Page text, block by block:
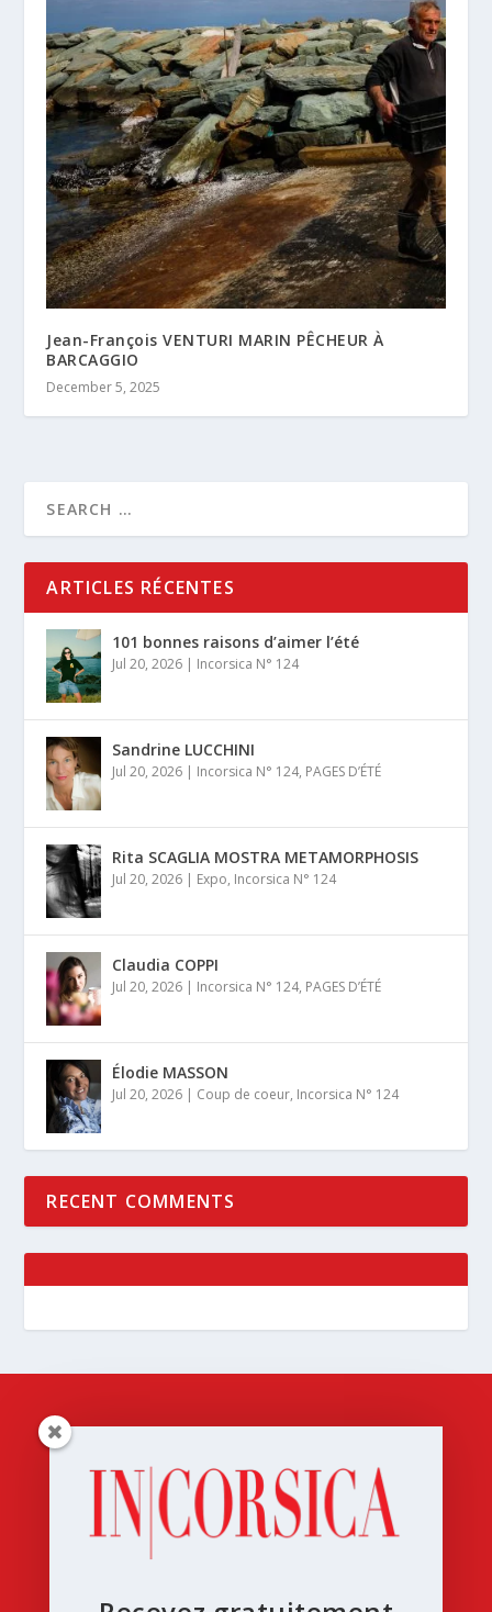
Jean-François VENTURI MARIN PÊCHEUR À
BARCAGGIO
December 5, 2025
ARTICLES RÉCENTES
101 bonnes raisons d’aimer l’été
Jul 20, 2026 | Incorsica N° 124
Sandrine LUCCHINI
Jul 20, 2026 | Incorsica N° 124, PAGES D’ÉTÉ
Rita SCAGLIA MOSTRA METAMORPHOSIS
Jul 20, 2026 | Expo, Incorsica N° 124
Claudia COPPI
Jul 20, 2026 | Incorsica N° 124, PAGES D’ÉTÉ
Élodie MASSON
Jul 20, 2026 | Coup de coeur, Incorsica N° 124
RECENT COMMENTS